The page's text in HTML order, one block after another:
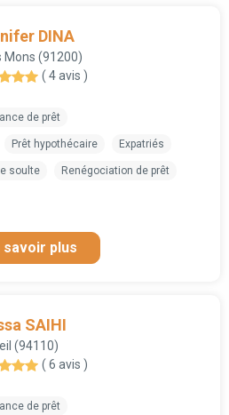
DINA
Mons (91200)
( 4 avis )
de prêt
Prêt hypothécaire Expatriés
soulte Renégociation de prêt
savoir plus
SAIHI
(94110)
( 6 avis )
de prêt